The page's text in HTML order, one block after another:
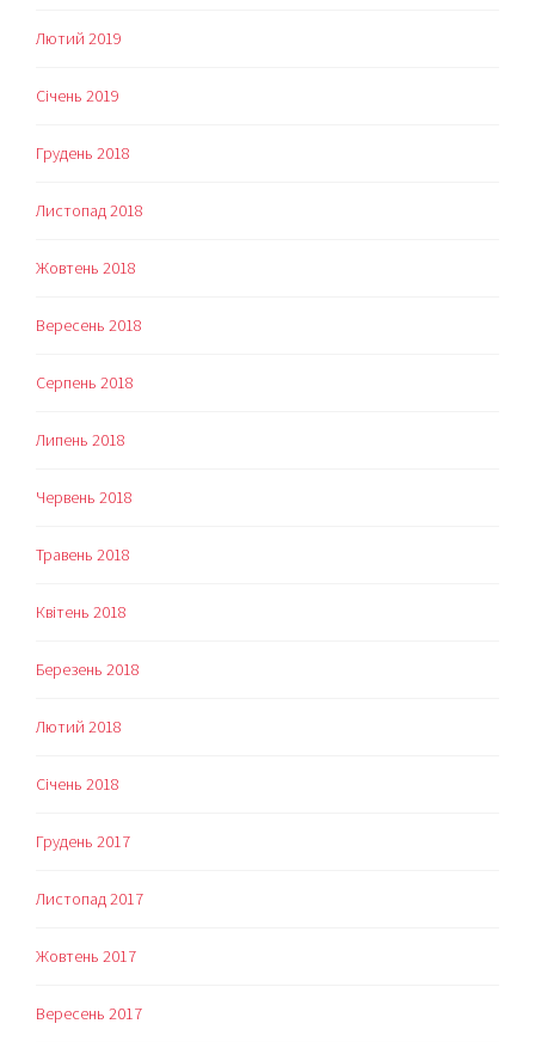
Лютий 2019
Січень 2019
Грудень 2018
Листопад 2018
Жовтень 2018
Вересень 2018
Серпень 2018
Липень 2018
Червень 2018
Травень 2018
Квітень 2018
Березень 2018
Лютий 2018
Січень 2018
Грудень 2017
Листопад 2017
Жовтень 2017
Вересень 2017